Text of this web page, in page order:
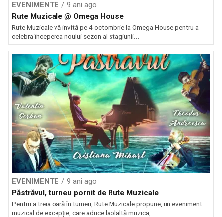
EVENIMENTE
9 ani ago
Rute Muzicale @ Omega House
Rute Muzicale vă invită pe 4 octombrie la Omega House pentru a
celebra începerea noului sezon al stagiunii...
EVENIMENTE
9 ani ago
Păstrăvul, turneu pornit de Rute Muzicale
Pentru a treia oară în turneu, Rute Muzicale propune, un eveniment
muzical de excepție, care aduce laolaltă muzica,...